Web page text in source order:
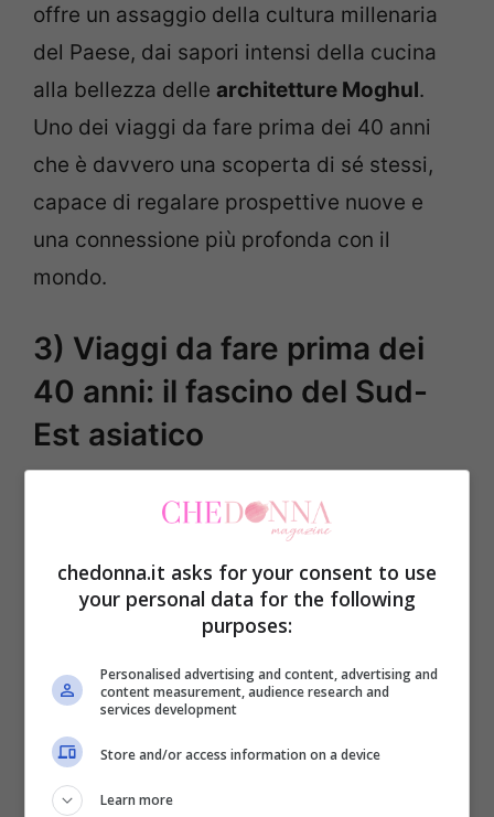
offre un assaggio della cultura millenaria
del Paese, dai sapori intensi della cucina
alla bellezza delle architetture Moghul.
Uno dei viaggi da fare prima dei 40 anni
che è davvero una scoperta di sé stessi,
capace di regalare prospettive nuove e
una connessione più profonda con il
mondo.
3) Viaggi da fare prima dei
40 anni: il fascino del Sud-
Est asiatico
Sud-Est asiaticoè la destinazione ideale
per chi cerca un’esperienza autentica e
piena di meraviglie naturali, tradizioni
antiche e un’atmosfera che invita alla
questa regione c’è laThailandiacon le sue
spiagge da sogno, i templi dorati e le
meravigliose città comeBangkoke
Chiang Mai:un’esperienza da vivere in
chedonna.it asks for your consent to use
your personal data for the following
purposes:
Personalised advertising and content, advertising and
content measurement, audience research and
services development
Store and/or access information on a device
Learn more